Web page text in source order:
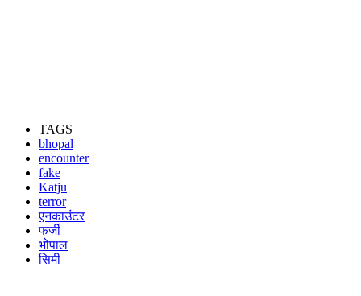
TAGS
bhopal
encounter
fake
Katju
terror
एनकाउंटर
फर्जी
भोपाल
सिमी